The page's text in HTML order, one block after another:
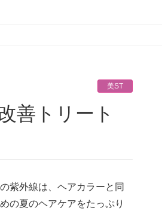
美ST
紫外線は、ヘアカラーと同
の夏のヘアケアをたっぷり